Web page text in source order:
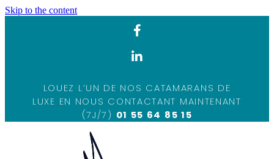
Skip to the content
LOUEZ L’UN DE NOS CATAMARANS DE
LUXE EN NOUS CONTACTANT MAINTENANT
(7J/7) 01 55 64 85 15